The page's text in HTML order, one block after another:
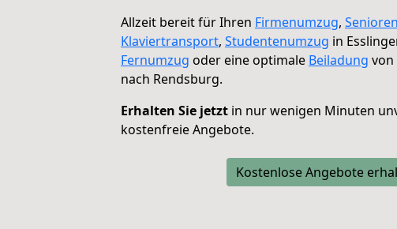
Allzeit bereit für Ihren Firmenumzug,
Klaviertransport, Studentenumzug in
Fernumzug oder eine optimale Beiladung von
nach Rendsburg.
Erhalten Sie jetzt in nur wenigen Minuten
kostenfreie Angebote.
Kostenlose Angebote